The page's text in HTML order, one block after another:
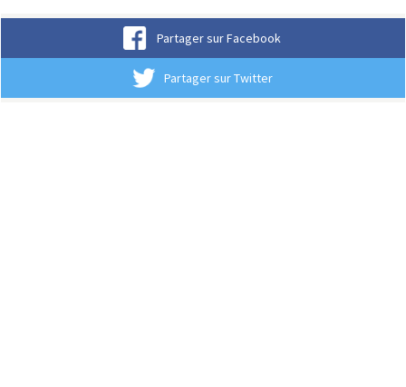
Partager sur Facebook
Partager sur Twitter